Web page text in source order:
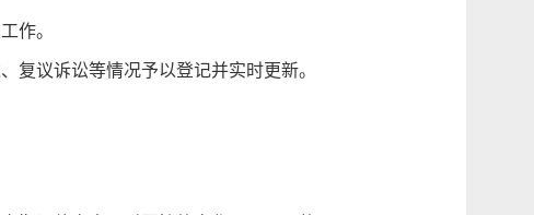
作。
议诉讼等情况予以登记并实时更新。